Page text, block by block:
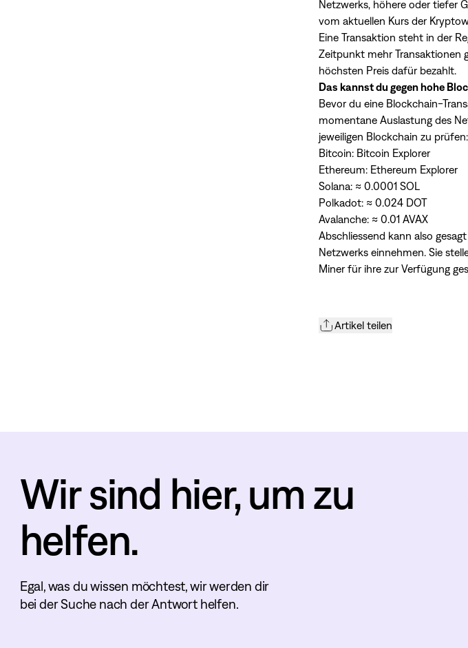
Netzwerks, höhere oder tiefer
vom aktuellen Kurs der
Eine Transaktion steht in der
Zeitpunkt mehr Transaktionen
höchsten Preis dafür bezahlt.
Das kannst du gegen hohe
Bevor du eine Blockchain-
momentane Auslastung des
jeweiligen Blockchain zu prüfen:
Bitcoin: Bitcoin Explorer
Ethereum: Ethereum Explorer
Solana: ≈ 0.0001 SOL
Polkadot: ≈ 0.024 DOT
Avalanche: ≈ 0.01 AVAX
Abschliessend kann also
Netzwerks einnehmen. Sie
Miner für ihre zur Verfügung
Artikel teilen
Wir sind hier, um zu
helfen.
Egal, was du wissen möchtest, wir werden dir
bei der Suche nach der Antwort helfen.